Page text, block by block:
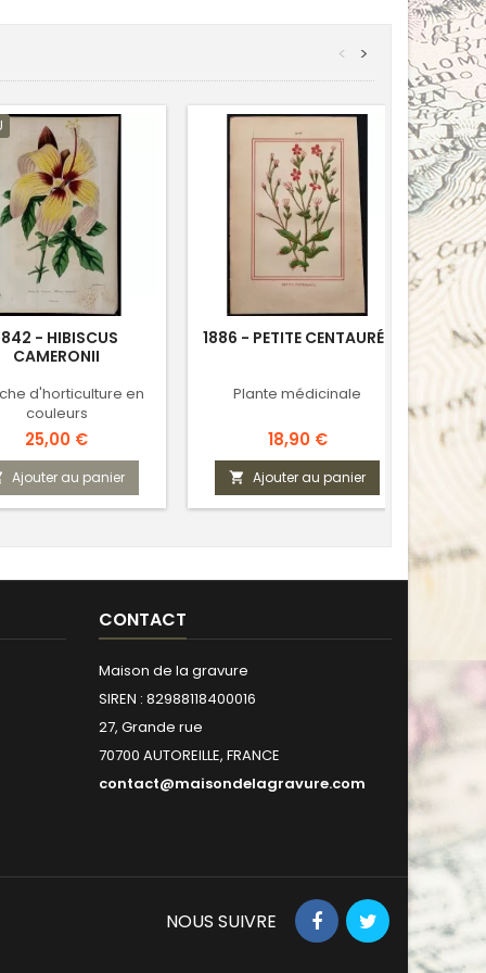
>
<
- HIBISCUS
CAMERONII
d'horticulture en
couleurs
Prix
25,00 €
Ajouter au panier
1886 - PETITE CENTAURÉE
Plante médicinale
Prix
18,90 €
 Ajouter au panier
VENDU

CONTACT
Maison de la gravure
SIREN : 82988118400016
27, Grande rue
70700 AUTOREILLE, FRANCE
contact@maisondelagravure.com
NOUS SUIVRE